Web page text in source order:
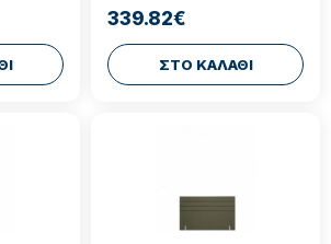
339.82€
ΣΤΟ ΚΑΛΑΘΙ